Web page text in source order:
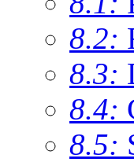
8.2:
8.3:
8.4:
8.5: